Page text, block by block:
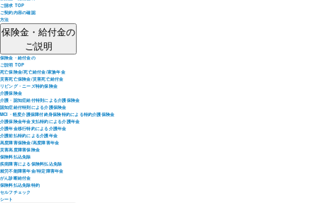
ご請求 TOP
ご契約内容の確認
方法
保険金・給付金の
ご説明
保険金・給付金の
ご説明 TOP
死亡保険金/死亡給付金/家族年金
災害死亡保険金/災害死亡給付金
リビング・ニーズ特約保険金
介護保険金
介護・認知症給付特則による介護保険金
認知症給付特則による介護保険金
MCI・軽度介護保障付終身保険特約による特約介護保険金
介護保険金年金支払特約による介護年金
介護年金移行特約による介護年金
介護前払特約による介護年金
高度障害保険金/高度障害年金
災害高度障害保険金
保険料払込免除
疾病障害による保険料払込免除
就労不能障害年金/特定障害年金
がん診断給付金
保険料払込免除特約
セルフチェック
シート